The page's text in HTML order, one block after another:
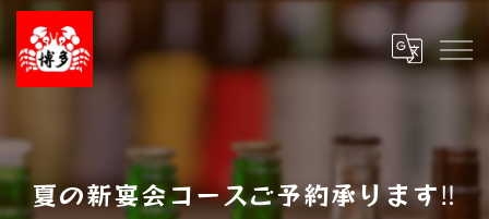
夏の新宴会コースご予約承ります‼